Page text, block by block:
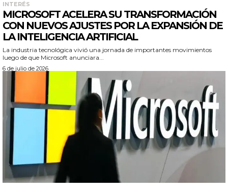
INTERÉS
MICROSOFT ACELERA SU TRANSFORMACIÓN
CON NUEVOS AJUSTES POR LA EXPANSIÓN DE
LA INTELIGENCIA ARTIFICIAL
La industria tecnológica vivió una jornada de importantes movimientos
luego de que Microsoft anunciara...
6 de julio de 2026